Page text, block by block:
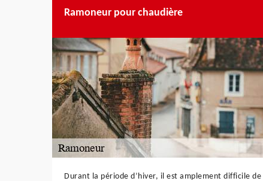
Ramoneur pour chaudière
Durant la période d’hiver, il est amplement difficile de